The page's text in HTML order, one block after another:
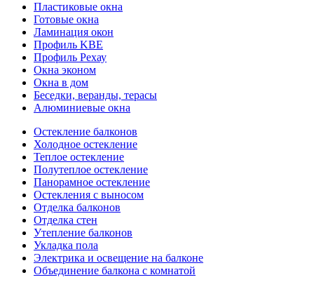
Пластиковые окна
Готовые окна
Ламинация окон
Профиль KBE
Профиль Рехау
Окна эконом
Окна в дом
Беседки, веранды, терасы
Алюминиевые окна
Остекление балконов
Холодное остекление
Теплое остекление
Полутеплое остекление
Панорамное остекление
Остекления с выносом
Отделка балконов
Отделка стен
Утепление балконов
Укладка пола
Электрика и освещение на балконе
Объединение балкона с комнатой